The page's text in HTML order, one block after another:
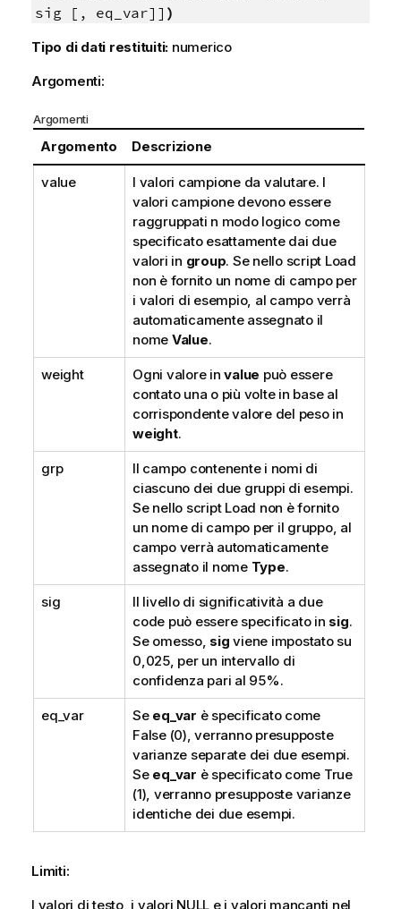
sig [, eq_var]] )
Tipo di dati restituiti: numerico
Argomenti:
Argomenti
Argomento Descrizione
value
I valori campione da valutare. I
valori campione devono essere
raggruppati n modo logico come
specificato esattamente dai due
valori in group. Se nello script Load
non è fornito un nome di campo per
i valori di esempio, al campo verrà
automaticamente assegnato il
nome Value.
weight Ogni valore invalue può essere
contato una o più volte in base al
corrispondente valore del peso in
weight.
grp
Il campo contenente i nomi di
ciascuno dei due gruppi di esempi.
Se nello script Load non è fornito
un nome di campo per il gruppo, al
campo verrà automaticamente
assegnato il nome Type.
sig
Il livello di significatività a due
code può essere specificato in sig.
Se omesso, sig viene impostato su
0,025, per un intervallo di
confidenza pari al 95%.
eq_var Se eq_var è specificato come
False(0), verranno presupposte
varianze separate dei due esempi.
Se eq_var è specificato come True
(1), verranno presupposte varianze
identiche dei due esempi.
Limiti:
I valori di testo, i valori NULL e i valori mancanti nel